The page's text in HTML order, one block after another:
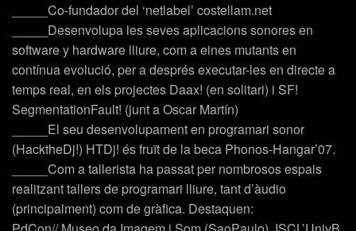
_____Co-fundador del ‘netlabel’ costellam.net
_____Desenvolupa les seves aplicacions sonores en
software y hardware lliure, com a eines mutants en
contínua evolució, per a després executar-les en directe a
temps real, en els projectes Daax! (en solitari) i SF!
SegmentationFault! (junt a Oscar Martín)
_____El seu desenvolupament en programari sonor
(HacktheDj!) HTDj! és fruït de la beca Phonos-Hangar’07.
_____Com a tallerista ha passat per nombrosos espais
realitzant tallers de programari lliure, tant d’àudio
(principalment) com de gràfica. Destaquen: